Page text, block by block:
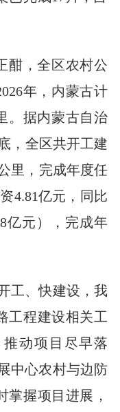
酣，全区农村公
年，内蒙古计
。据内蒙古自治
，全区共开工建
里，完成年度任
4.81亿元，同比
亿元），完成年
工、快建设，我
工程建设相关工
动项目尽早落
中心农村与边防
掌握项目进展，